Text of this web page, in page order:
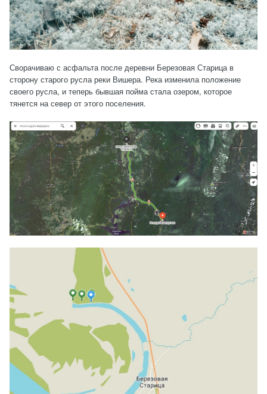
Сворачиваю с асфальта после деревни Березовая Старица в
сторону старого русла реки Вишера. Река изменила положение
своего русла, и теперь бывшая пойма стала озером, которое
тянется на север от этого поселения.